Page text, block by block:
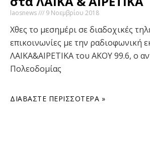
laosnews 9 Νοεμβρίου 2018
Χθες το μεσημέρι σε διαδοχικές
επικοινωνίες με την ραδιοφωνική
ΛΑΙΚΑ&ΑΙΡΕΤΙΚΑ του ΑΚΟΥ 99.6, ο
Πολεοδομίας
ΔΙΑΒΆΣΤΕ ΠΕΡΙΣΣΌΤΕΡΑ »